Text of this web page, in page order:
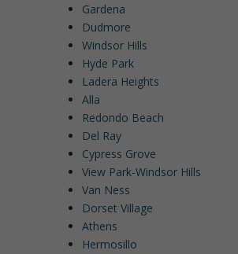
Gardena
Dudmore
Windsor Hills
Hyde Park
Ladera Heights
Alla
Redondo Beach
Del Ray
Cypress Grove
View Park-Windsor Hills
Van Ness
Dorset Village
Athens
Hermosillo